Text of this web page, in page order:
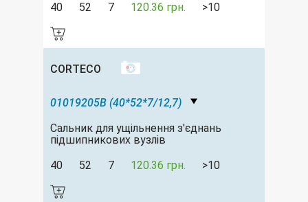
40
52 7 120.36 грн. >10
CORTECO
01019205B (40*52*7/12,7)
Сальник для ущільнення з'єднань
підшипникових вузлів
40
52 7 120.36 грн. >10